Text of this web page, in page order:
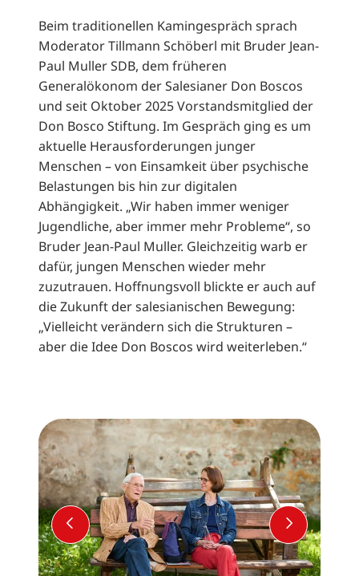
Beim traditionellen Kamingespräch sprach
Moderator Tillmann Schöberl mit Bruder Jean-
Paul Muller SDB, dem früheren
Generalökonom der Salesianer Don Boscos
und seit Oktober 2025 Vorstandsmitglied der
Don Bosco Stiftung. Im Gespräch ging es um
aktuelle Herausforderungen junger
Menschen – von Einsamkeit über psychische
Belastungen bis hin zur digitalen
Abhängigkeit. „Wir haben immer weniger
Jugendliche, aber immer mehr Probleme“, so
Bruder Jean-Paul Muller. Gleichzeitig warb er
dafür, jungen Menschen wieder mehr
zuzutrauen. Hoffnungsvoll blickte er auch auf
die Zukunft der salesianischen Bewegung:
„Vielleicht verändern sich die Strukturen –
aber die Idee Don Boscos wird weiterleben.“
VORHERIGER SLIDE